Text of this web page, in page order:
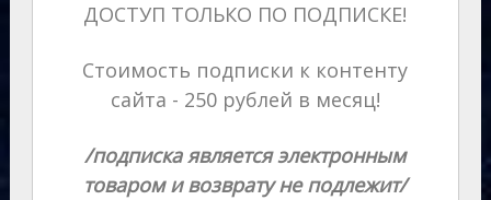
ДОСТУП ТОЛЬКО ПО ПОДПИСКЕ!
Стоимость подписки к контенту
сайта - 250 рублей в месяц!
/подписка является электронным
товаром и возврату не подлежит/